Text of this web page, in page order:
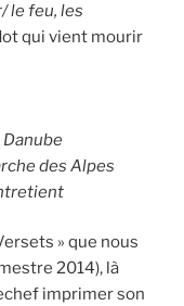
le feu, les
qui vient mourir
Danube
des Alpes
» que nous
2014), là
imprimer son